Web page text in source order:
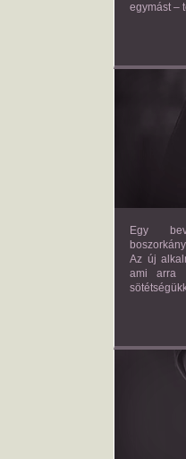
egymást –
Egy
Az új
ami arra